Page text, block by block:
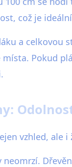
což je
a celkovou
místa. Pokud
vzhled, ale
neomrzí.